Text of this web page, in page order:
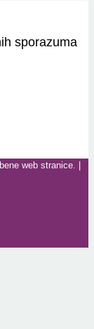
sporazuma
web stranice. |